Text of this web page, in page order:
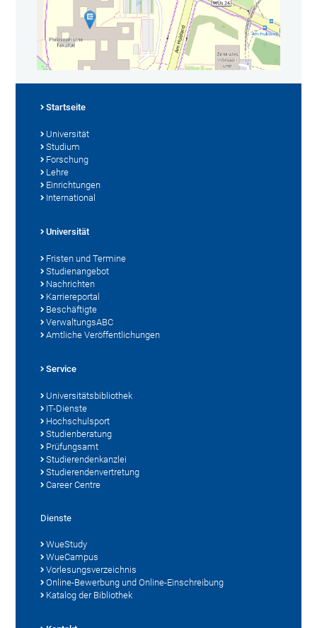
Startseite
Universität
Studium
Forschung
Lehre
Einrichtungen
International
Universität
Fristen und Termine
Studienangebot
Nachrichten
Karriereportal
Beschäftigte
VerwaltungsABC
Amtliche Veröffentlichungen
Service
Universitätsbibliothek
IT-Dienste
Hochschulsport
Studienberatung
Prüfungsamt
Studierendenkanzlei
Studierendenvertretung
Career Centre
Dienste
WueStudy
WueCampus
Vorlesungsverzeichnis
Online-Bewerbung und Online-Einschreibung
Katalog der Bibliothek